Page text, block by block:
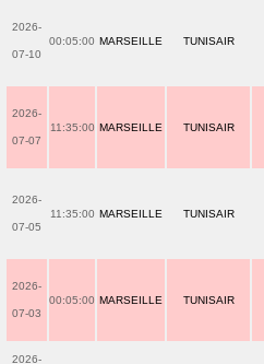
2026-
07-10
00:05:00 MARSEILLE TUNISAIR
2026-
07-07
11:35:00 MARSEILLE TUNISAIR
2026-
07-05
11:35:00 MARSEILLE TUNISAIR
2026-
07-03
00:05:00 MARSEILLE TUNISAIR
2026-